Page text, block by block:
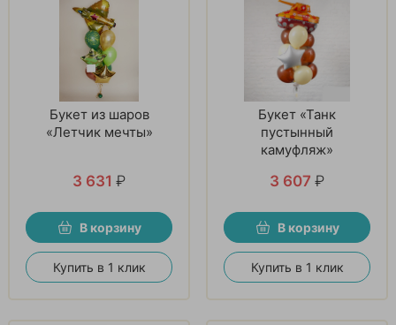
Букет из шаров
«Летчик мечты»
3 631 ₽
В корзину
Купить в 1 клик
Букет «Танк
пустынный
камуфляж»
3 607 ₽
В корзину
Купить в 1 клик